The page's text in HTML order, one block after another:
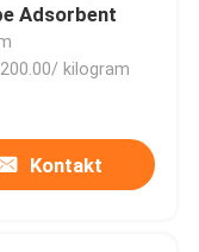
Adsorbent
kilogram
Kontakt